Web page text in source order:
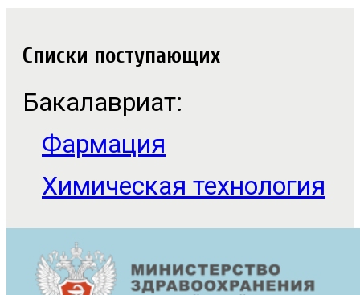
Списки поступающих
Бакалавриат:
Фармация
Химическая технология